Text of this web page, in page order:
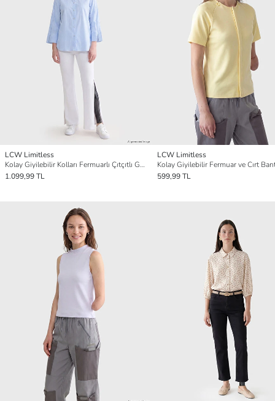
LCW Limitless
Kolay Giyilebilir Kolları Fermuarlı Çıtçıtlı Gömlek
1.099,99 TL
LCW Limitless
Kolay Giyilebilir Fermuar ve Cırt
599,99 TL